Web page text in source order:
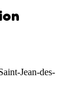
Jean-des-